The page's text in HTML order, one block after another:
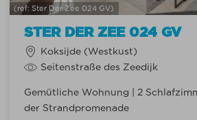
STER DER ZEE 024 GV
(ref: Ster Der Zee 024 GV)
Koksijde (Westkust)
Seitenstraße des Zeedijk
Gemütliche Wohnung | 2
der Strandpromenade